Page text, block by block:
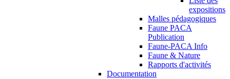
expositions
Malles pédagogiques
Faune PACA
Publication
Faune-PACA Info
Faune & Nature
Rapports d'activités
Documentation